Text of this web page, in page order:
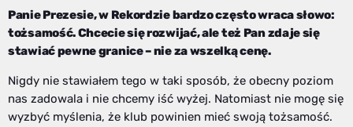
Panie Prezesie, w Rekordzie bardzo często wraca słowo:
tożsamość. Chcecie się rozwijać, ale też Pan zdaje się
stawiać pewne granice – nie za wszelką cenę.
Nigdy nie stawiałem tego w taki sposób, że obecny poziom
nas zadowala i nie chcemy iść wyżej. Natomiast nie mogę się
wyzbyć myślenia, że klub powinien mieć swoją tożsamość.